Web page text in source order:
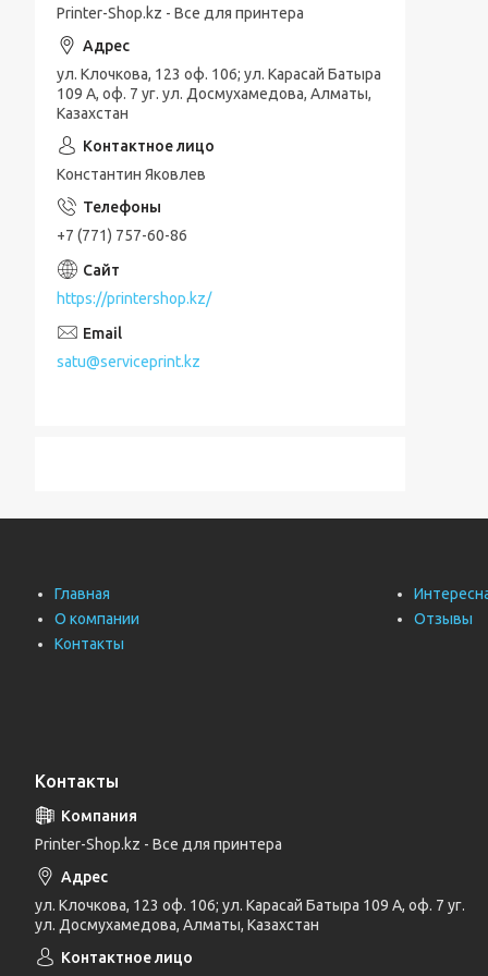
Printer-Shop.kz - Все для принтера
ул. Клочкова, 123 оф. 106; ул. Карасай Батыра
109 А, оф. 7 уг. ул. Досмухамедова, Алматы,
Казахстан
Константин Яковлев
+7 (771) 757-60-86
https://printershop.kz/
satu@serviceprint.kz
Главная
О компании
Контакты
Отзывы
Контакты
Printer-Shop.kz - Все для принтера
ул. Клочкова, 123 оф. 106; ул. Карасай Батыра 109 А, оф. 7 уг.
ул. Досмухамедова, Алматы, Казахстан